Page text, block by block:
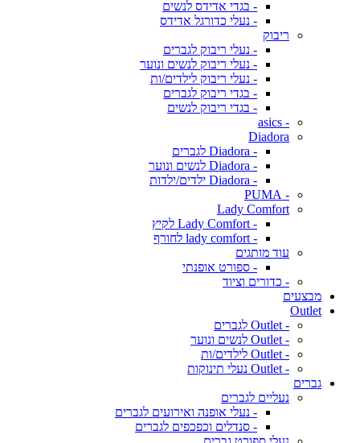
- בגדי אדידס לנשים
- נעלי כדורגל אדידס
ריבוק
- נעלי ריבוק לגברים
- נעלי ריבוק לנשים ונוער
- נעלי ריבוק לילדים/ות
- בגדי ריבוק לגברים
- בגדי ריבוק לנשים
- asics
Diadora
- Diadora לגברים
- Diadora לנשים ונוער
- Diadora ילדים/ילדות
- PUMA
Lady Comfort
- Lady Comfort לקיץ
- lady comfort לחורף
עוד מותגים
- ספורט אופנתי
- כדורים וציוד
מבצעים
Outlet
- Outlet לגברים
- Outlet לנשים ונוער
- Outlet לילדים/ות
- Outlet נעלי תינוקות
גברים
נעליים לגברים
- נעלי אופנה ואירועים לגברים
- סנדלים וכפכפים לגברים